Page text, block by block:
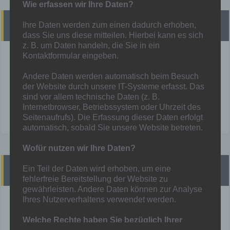
Heutige Spiele
3M - Eintracht Walsum II
1M - SG Essen-Schönebeck
Mehr unter:Spielplan
Presse
Hamborn 07 macht in Niederwenigern wieder einen Schritt
zurück
Wie erfassen wir Ihre Daten?
Ihre Daten werden zum einen dadurch erhoben,
dass Sie uns diese mitteilen. Hierbei kann es sich
z. B. um Daten handeln, die Sie in ein
Kontaktformular eingeben.
Andere Daten werden automatisch beim Besuch
der Website durch unsere IT-Systeme erfasst. Das
sind vor allem technische Daten (z. B.
Internetbrowser, Betriebssystem oder Uhrzeit des
Seitenaufrufs). Die Erfassung dieser Daten erfolgt
automatisch, sobald Sie unsere Website betreten.
Wofür nutzen wir Ihre Daten?
Ein Teil der Daten wird erhoben, um eine
fehlerfreie Bereitstellung der Website zu
gewährleisten. Andere Daten können zur Analyse
Ihres Nutzerverhaltens verwendet werden.
Welche Rechte haben Sie bezüglich Ihrer